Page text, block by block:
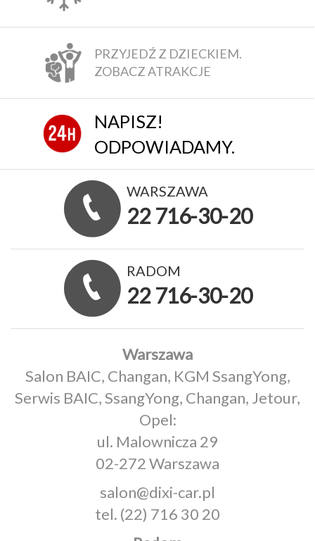
PRZYJEDŹ Z DZIECKIEM.
ZOBACZ ATRAKCJE
NAPISZ!
ODPOWIADAMY.
WARSZAWA
22 716-30-20
RADOM
22 716-30-20
Warszawa
Salon BAIC, Changan, KGM SsangYong,
Serwis BAIC, SsangYong, Changan, Jetour,
Opel:
ul. Malownicza 29
02-272 Warszawa
salon@dixi-car.pl
tel. (22) 716 30 20